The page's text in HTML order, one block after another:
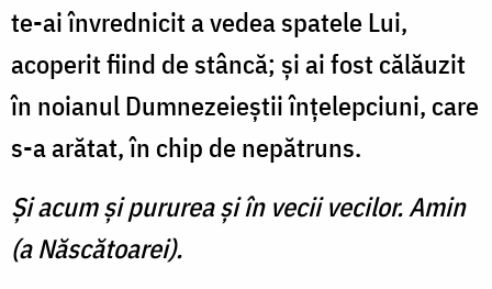
te-ai învrednicit a vedea spatele Lui,
acoperit fiind de stâncă; şi ai fost călăuzit
în noianul Dumnezeieştii înţelepciuni, care
s-a arătat, în chip de nepătruns.
Şi acum şi pururea şi în vecii vecilor. Amin
(a Născătoarei).